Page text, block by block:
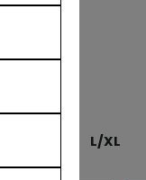
L/XL